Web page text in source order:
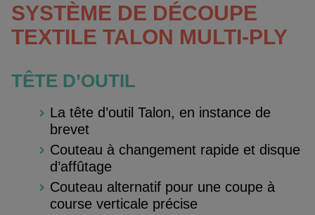
SYSTÈME DE DÉCOUPE
TEXTILE TALON MULTI-PLY
TÊTE D’OUTIL
La tête d’outil Talon, en instance de
brevet
Couteau à changement rapide et disque
d’affûtage
Couteau alternatif pour une coupe à
course verticale précise